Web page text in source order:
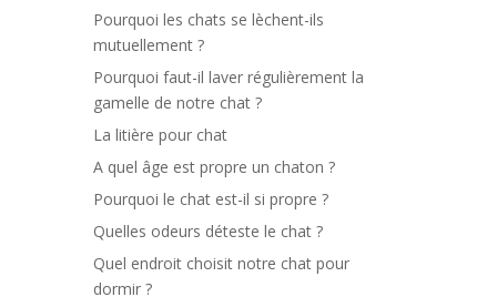
Pourquoi les chats se lèchent-ils
mutuellement ?
Pourquoi faut-il laver régulièrement la
gamelle de notre chat ?
La litière pour chat
A quel âge est propre un chaton ?
Pourquoi le chat est-il si propre ?
Quelles odeurs déteste le chat ?
Quel endroit choisit notre chat pour
dormir ?